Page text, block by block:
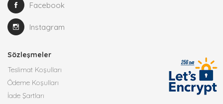
Facebook
Instagram
Sözleşmeler
Teslimat Koşulları
Ödeme Koşulları
İade Şartları